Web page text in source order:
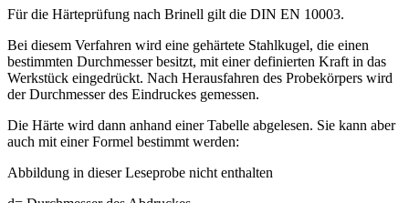
Für die Härteprüfung nach Brinell gilt die DIN EN 10003.
Bei diesem Verfahren wird eine gehärtete Stahlkugel, die einen
bestimmten Durchmesser besitzt, mit einer definierten Kraft in das
Werkstück eingedrückt. Nach Herausfahren des Probekörpers wird
der Durchmesser des Eindruckes gemessen.
Die Härte wird dann anhand einer Tabelle abgelesen. Sie kann aber
auch mit einer Formel bestimmt werden:
Abbildung in dieser Leseprobe nicht enthalten